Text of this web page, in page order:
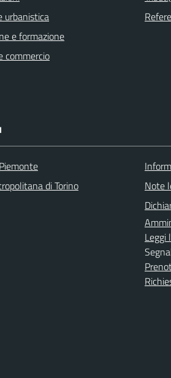
urbanistica
e formazione
commercio
di Torino
Note
Leggi